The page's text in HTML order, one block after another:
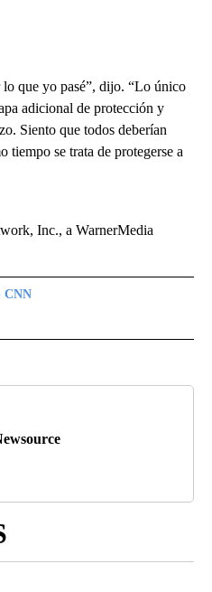
que yo pasé”, dijo. “Lo único
adicional de protección y
Siento que todos deberían
tiempo se trata de protegerse a
Inc., a WarnerMedia
CNN
TO RECEIVE NOTIFICATIONS ABOUT